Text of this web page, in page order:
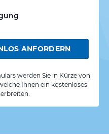
ANFORDERN
werden Sie in Kürze von
Ihnen ein kostenloses